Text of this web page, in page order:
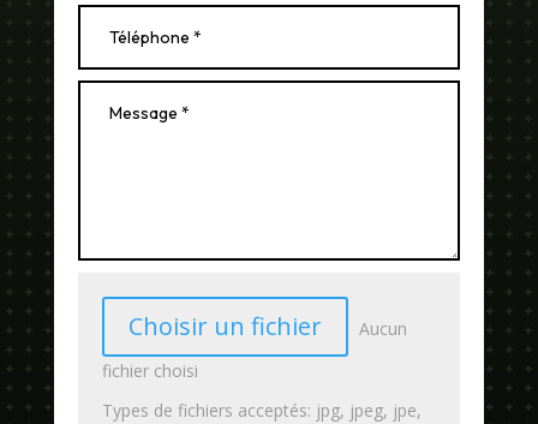
Choisir un fichier
Aucun
fichier choisi
Types de fichiers acceptés: jpg, jpeg, jpe,